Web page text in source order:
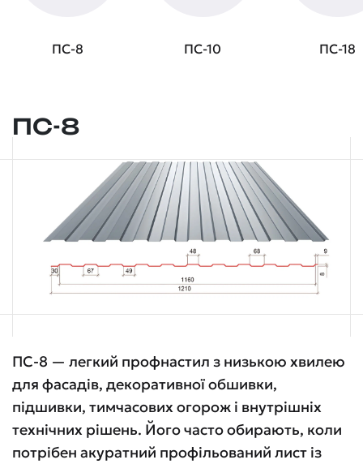
ПС-8 ПС-10 ПС-18
ПС-8
ПС-8 — легкий профнастил з низькою хвилею
для фасадів, декоративної обшивки,
підшивки, тимчасових огорож і внутрішніх
технічних рішень. Його часто обирають, коли
потрібен акуратний профільований лист із